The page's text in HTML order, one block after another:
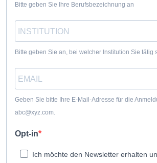
Bitte geben Sie Ihre Berufsbezeichnung an
Bitte geben Sie an, bei welcher Institution Sie tätig
Geben Sie bitte Ihre E-Mail-Adresse für die
abc@xyz.com.
Opt-in
Ich möchte den Newsletter erhalten